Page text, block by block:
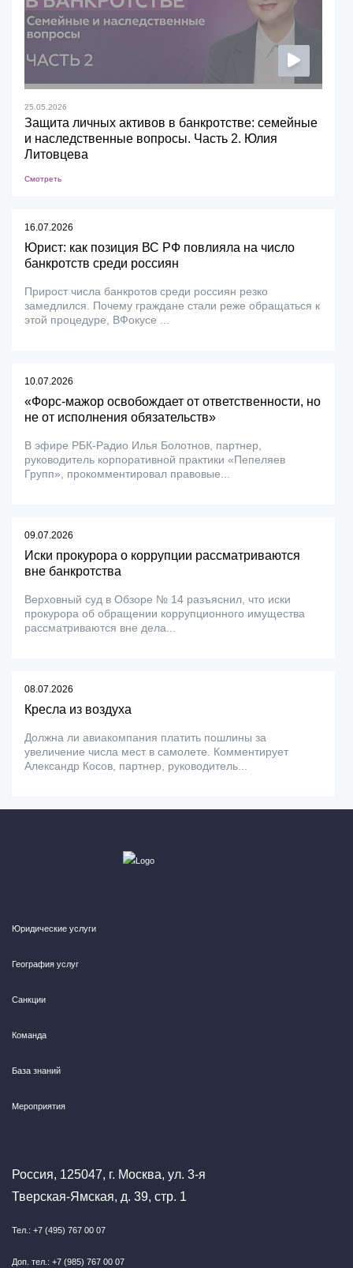
25.05.2026
Защита личных активов в банкротстве: семейные
и наследственные вопросы. Часть 2. Юлия
Литовцева
Смотреть
16.07.2026
Юрист: как позиция ВС РФ повлияла на число
банкротств среди россиян
Прирост числа банкротов среди россиян резко
замедлился. Почему граждане стали реже обращаться к
этой процедуре, ВФокусе ...
10.07.2026
«Форс-мажор освобождает от ответственности, но
не от исполнения обязательств»
В эфире РБК-Радио Илья Болотнов, партнер,
руководитель корпоративной практики «Пепеляев
Групп», прокомментировал правовые...
09.07.2026
Иски прокурора о коррупции рассматриваются
вне банкротства
Верховный суд в Обзоре № 14 разъяснил, что иски
прокурора об обращении коррупционного имущества
рассматриваются вне дела...
08.07.2026
Кресла из воздуха
Должна ли авиакомпания платить пошлины за
увеличение числа мест в самолете. Комментирует
Александр Косов, партнер, руководитель...
Юридические услуги
География услуг
Санкции
Команда
База знаний
Мероприятия
Россия, 125047, г. Москва, ул. 3-я
Тверская-Ямская, д. 39, стр. 1
Тел.: +7 (495) 767 00 07
Доп. тел.: +7 (985) 767 00 07